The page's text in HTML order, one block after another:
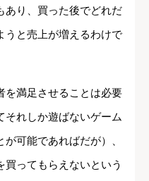
あり、買った後でどれだ
うと売上が増えるわけで
を満足させることは必要
それしか遊ばないゲーム
可能であればだが）、
ってもらえないという